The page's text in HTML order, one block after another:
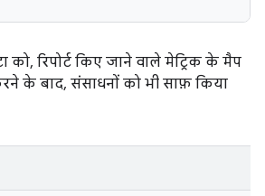
रिपोर्ट किए जाने वाले मेट्रिक के मैप
के बाद, संसाधनों को भी साफ़ किया